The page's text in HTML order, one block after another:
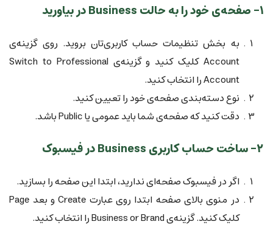
۱- صفحه‌ی خود را به حالت Business در بیاورید
به بخش تنظیمات حساب کاربری‌تان بروید. روی گزینه‌ی
Account کلیک کنید و گزینه‌ی Switch to Professional
Account را انتخاب کنید.
نوع دسته‌بندی صفحه‌ی خود را تعیین کنید.
دقت کنید که صفحه‌ی شما باید عمومی یا Public باشد.
۲- ساخت حساب کاربری Business در فیسبوک
اگر در فیسبوک صفحه‌ای ندارید، ابتدا این صفحه را بسازید.
در منوی بالای صفحه ابتدا روی عبارت Create و بعد Page
کلیک کنید. گزینه‌ی Business or Brand را انتخاب کنید.